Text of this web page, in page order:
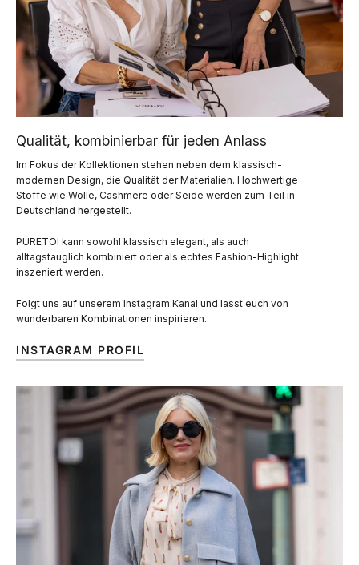
Qualität, kombinierbar für jeden Anlass
Im Fokus der Kollektionen stehen neben dem klassisch-
modernen Design, die Qualität der Materialien. Hochwertige
Stoffe wie Wolle, Cashmere oder Seide werden zum Teil in
Deutschland hergestellt.
PURETOI kann sowohl klassisch elegant, als auch
alltagstauglich kombiniert oder als echtes Fashion-Highlight
inszeniert werden.
Folgt uns auf unserem Instagram Kanal und lasst euch von
wunderbaren Kombinationen inspirieren.
INSTAGRAM PROFIL